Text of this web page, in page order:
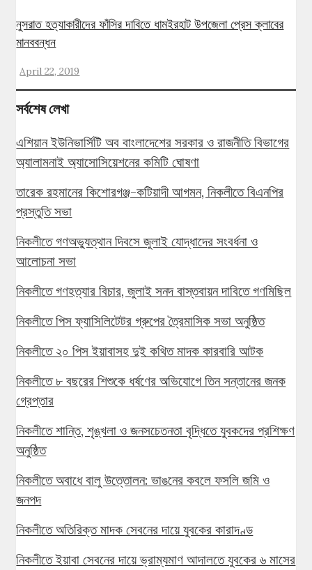
নুসরাত হত্যাকারীদের ফাঁসির দাবিতে ধামইরহাট উপজেলা প্রেস ক্লাবের
মানববন্ধন
April 22, 2019
সর্বশেষ লেখা
এশিয়ান ইউনিভার্সিটি অব বাংলাদেশের সরকার ও রাজনীতি বিভাগের
অ্যালামনাই অ্যাসোসিয়েশনের কমিটি ঘোষণা
তারেক রহমানের কিশোরগঞ্জ-কটিয়াদী আগমন, নিকলীতে বিএনপির
প্রস্তুতি সভা
নিকলীতে গণঅভ্যুত্থান দিবসে জুলাই যোদ্ধাদের সংবর্ধনা ও
আলোচনা সভা
নিকলীতে গণহত্যার বিচার, জুলাই সনদ বাস্তবায়ন দাবিতে গণমিছিল
নিকলীতে পিস ফ্যাসিলিটেটর গ্রুপের ত্রৈমাসিক সভা অনুষ্ঠিত
নিকলীতে ২০ পিস ইয়াবাসহ দুই কথিত মাদক কারবারি আটক
নিকলীতে ৮ বছরের শিশুকে ধর্ষণের অভিযোগে তিন সন্তানের জনক
গ্রেপ্তার
নিকলীতে শান্তি, শৃঙ্খলা ও জনসচেতনতা বৃদ্ধিতে যুবকদের প্রশিক্ষণ
অনুষ্ঠিত
নিকলীতে অবাধে বালু উত্তোলন: ভাঙনের কবলে ফসলি জমি ও
জনপদ
নিকলীতে অতিরিক্ত মাদক সেবনের দায়ে যুবকের কারাদণ্ড
নিকলীতে ইয়াবা সেবনের দায়ে ভ্রাম্যমাণ আদালতে যুবকের ৬ মাসের